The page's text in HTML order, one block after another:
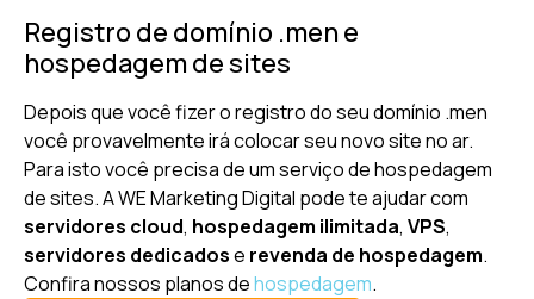
Registro de domínio .men e
hospedagem de sites
Depois que você fizer o registro do seu domínio .men
você provavelmente irá colocar seu novo site no ar.
Para isto você precisa de um serviço de hospedagem
de sites. A WE Marketing Digital pode te ajudar com
servidores cloud, hospedagem ilimitada, VPS,
servidores dedicadose revenda de hospedagem.
Confira nossos planos dehospedagem.